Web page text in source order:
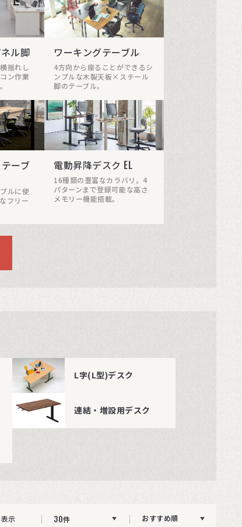
ル脚
揺れし
ン作業
ワーキングテーブル
4方向から座ることができるシ
ンプルな木製天板×スチール
脚のテーブル。
ーブ
ルに使
フリー
電動昇降デスク EL
16種類の豊富なカラバリ。4
パターンまで登録可能な高さ
メモリー機能搭載。
L字(L型)デスク
連結・増設用デスク
示 30件 おすすめ順